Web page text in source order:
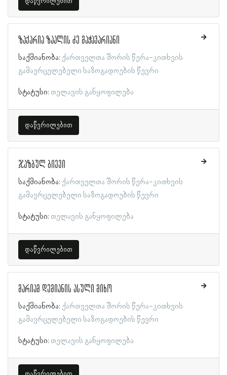
ზაქარია ზაალის ძე მაჭავარიანი
საქმიანობა: ქართველთა შორის წერა-კითხვის
გამავრცელებელი საზოგადოების წევრი
სტატუსი: თელავის განყოფილება
დაწვრილებით
ჯაზბულ ბიევი
საქმიანობა: ქართველთა შორის წერა-კითხვის
გამავრცელებელი საზოგადოების წევრი
სტატუსი: თელავის განყოფილება
დაწვრილებით
მარიამ დემიანის ასული მიხო
საქმიანობა: ქართველთა შორის წერა-კითხვის
გამავრცელებელი საზოგადოების წევრი
სტატუსი: თელავის განყოფილება